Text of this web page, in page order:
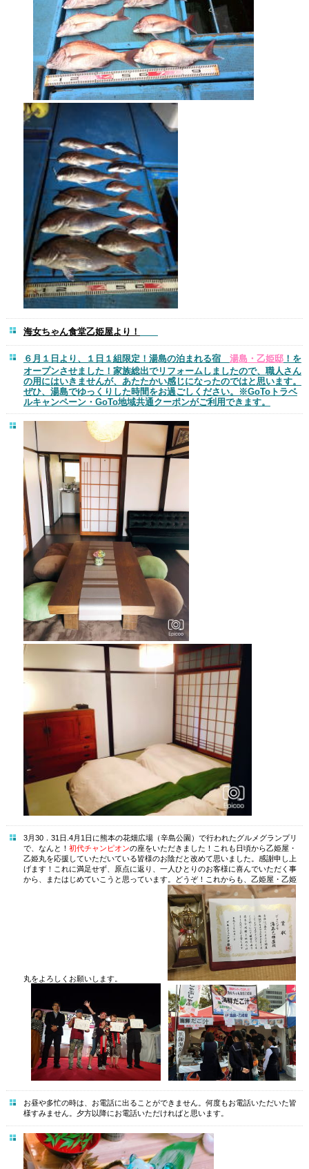
海女ちゃん食堂乙姫屋より！
６月１日より、１日１組限定！湯島の泊まれる宿 湯島・乙姫邸！を
オープンさせました！家族総出でリフォームしましたので、職人さん
の用にはいきませんが、あたたかい感じになったのではと思います。
ぜひ、湯島でゆっくりした時間をお過ごしください。※GoToトラベ
ルキャンペーン・GoTo地域共通クーポンがご利用できます。
3月30．31日.4月1日に熊本の花畑広場（辛島公園）で行われたグルメグランプリ
で、なんと！ 初代チャンピオンの座をいただきました！これも日頃から乙姫屋・
乙姫丸を応援していただいている皆様のお陰だと改めて思いました。感謝申し上
げます！これに満足せず、原点に返り、一人ひとりのお客様に喜んでいただく事
から、またはじめていこうと思っています。どうぞ！これからも、乙姫屋・乙姫
丸をよろしくお願いします。
お昼や多忙の時は、お電話に出ることができません。何度もお電話いただいた皆
様すみません。夕方以降にお電話いただければと思います。